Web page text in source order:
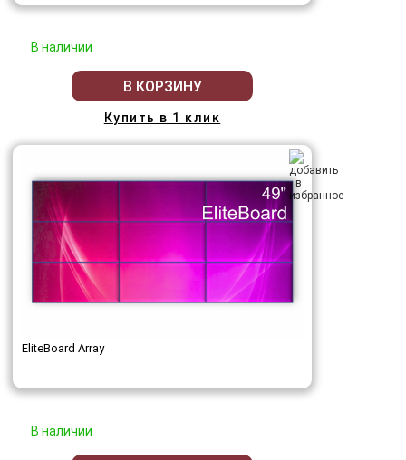
В наличии
В КОРЗИНУ
Купить в 1 клик
EliteBoard Array
В наличии